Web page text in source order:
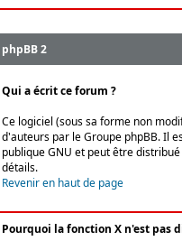
phpBB 2
Qui a écrit ce forum ?
Ce logiciel (sous sa forme non
d'auteurs par leGroupe phpBB. Il
publique GNU et peut être
détails.
Revenir en haut de page
Pourquoi la fonction X n'est pas